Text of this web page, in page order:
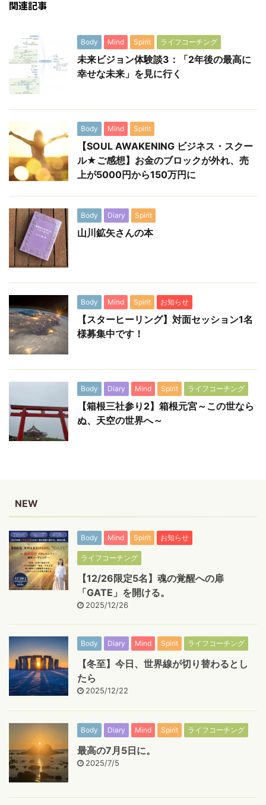
関連記事
Body Mind Spirit ライフコーチング
未来ビジョン体験談3：「2年後の最高に
幸せな未来」を見に行く
Body Mind Spirit
【SOUL AWAKENING ビジネス・スクー
ル★ご感想】お金のブロックが外れ、売
上が5000円から150万円に
Body Diary Spirit
山川鉱矢さんの本
Body Mind Spirit お知らせ
【スターヒーリング】対面セッション1名
様募集中です！
Body Diary Mind Spirit ライフコーチング
【箱根三社参り2】箱根元宮～この世なら
ぬ、天空の世界へ～
NEW
Body Mind Spirit お知らせ
ライフコーチング
【12/26限定5名】魂の覚醒への扉
「GATE」を開ける。
2025/12/26
Body Diary Mind Spirit ライフコーチング
【冬至】今日、世界線が切り替わるとし
たら
2025/12/22
Body Diary Mind Spirit ライフコーチング
最高の7月5日に。
2025/7/5